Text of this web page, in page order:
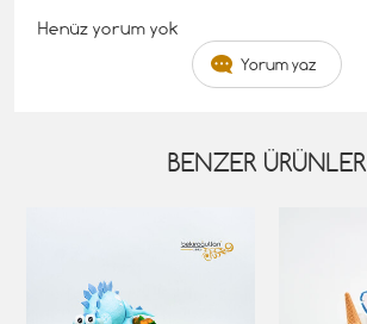
Henüz yorum yok
Yorum yaz
BENZER ÜRÜNLER